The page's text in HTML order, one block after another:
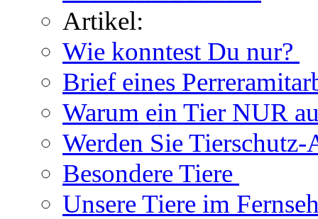
Artikel:
Wie konntest Du nur?
Brief eines
Warum ein Tier NUR
Werden Sie
Besondere Tiere
Unsere Tiere im